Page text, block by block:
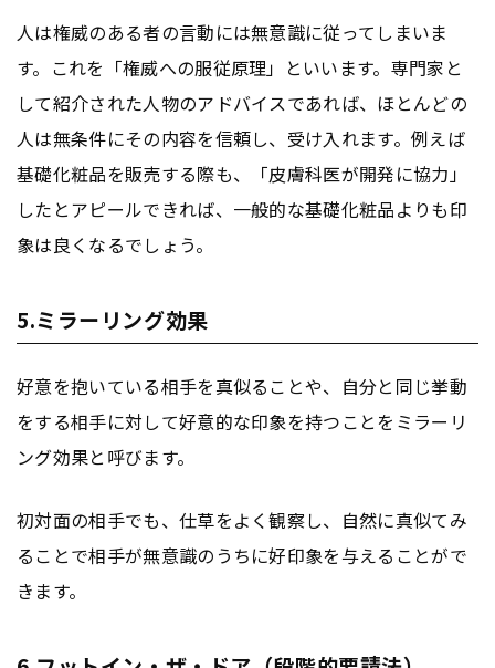
人は権威のある者の言動には無意識に従ってしまいま
す。これを「権威への服従原理」といいます。専門家と
して紹介された人物のアドバイスであれば、ほとんどの
人は無条件にその内容を信頼し、受け入れます。例えば
基礎化粧品を販売する際も、「皮膚科医が開発に協力」
したとアピールできれば、一般的な基礎化粧品よりも印
象は良くなるでしょう。
5.ミラーリング効果
好意を抱いている相手を真似ることや、自分と同じ挙動
をする相手に対して好意的な印象を持つことをミラーリ
ング効果と呼びます。
初対面の相手でも、仕草をよく観察し、自然に真似てみ
ることで相手が無意識のうちに好印象を与えることがで
きます。